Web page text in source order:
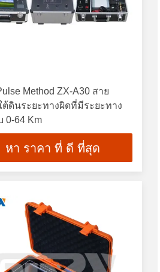
Method ZX-A30 สาย
ต้ดินระยะทางผิดที่มีระยะทาง
0-64 Km
หา ราคา ที่ ดี ที่สุด